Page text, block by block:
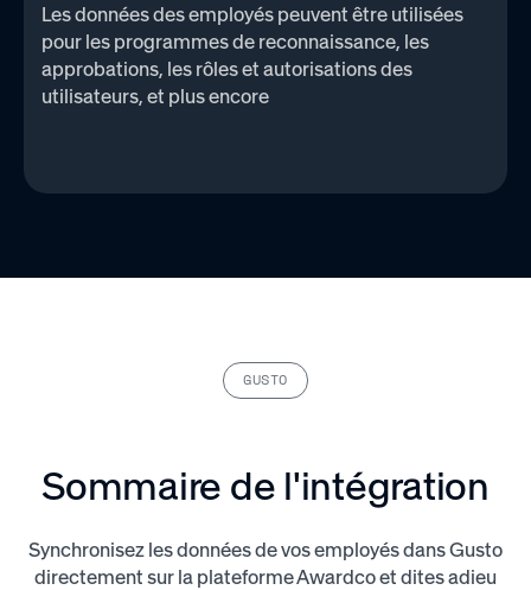
Les données des employés peuvent être utilisées
pour les programmes de reconnaissance, les
approbations, les rôles et autorisations des
utilisateurs, et plus encore
GUSTO
Sommaire de l'intégration
Synchronisez les données de vos employés dans Gusto
directement sur la plateforme Awardco et dites adieu